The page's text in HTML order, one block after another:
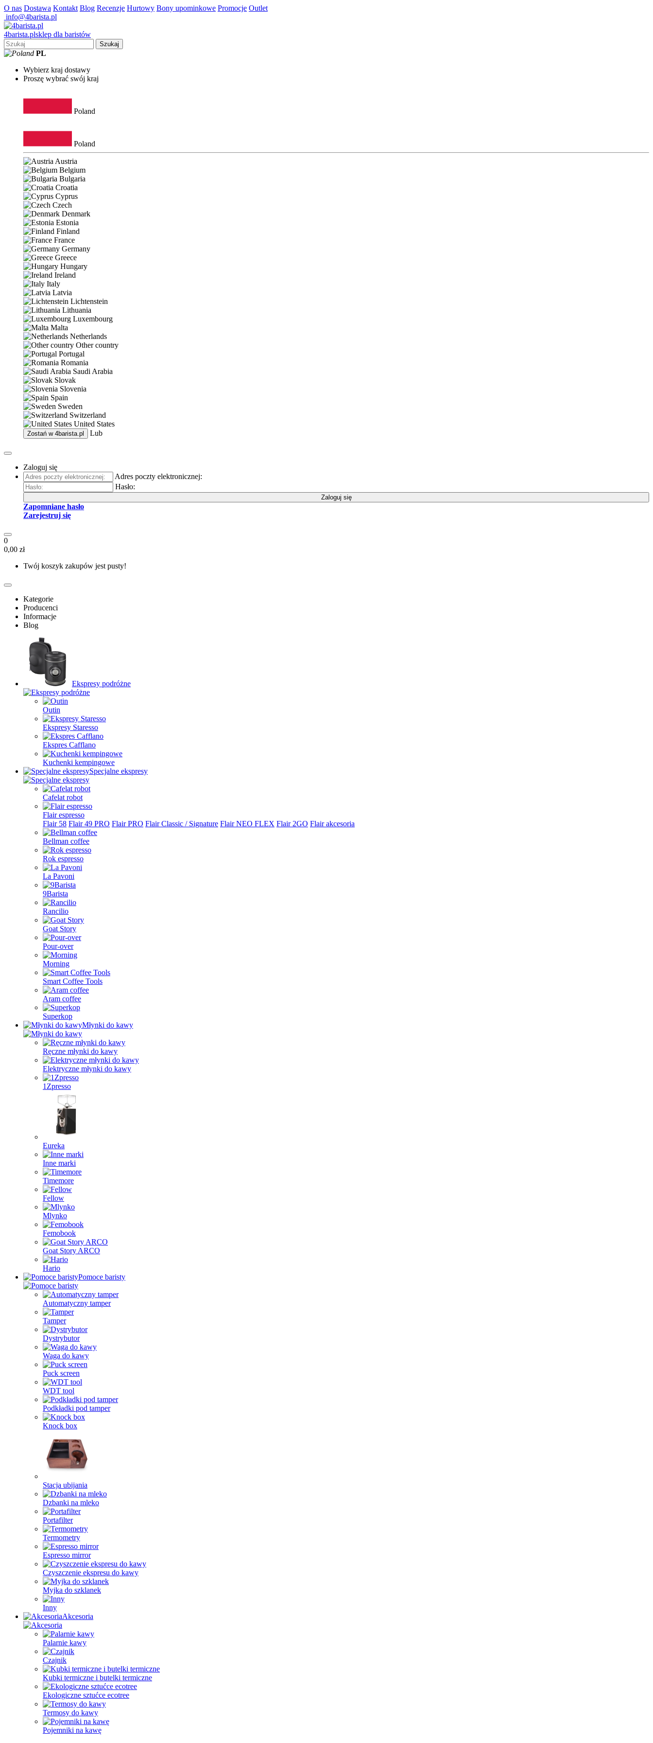
O nas Dostawa Kontakt Blog Recenzje Hurtowy Bony upominkowe Promocje Outlet
info@4barista.pl
4barista.plsklep dla baristów
Szukaj
PL
Wybierz kraj dostawy
Proszę wybrać swój kraj
Poland
Poland
Austria
Belgium
Bulgaria
Croatia
Cyprus
Czech
Denmark
Estonia
Finland
France
Germany
Greece
Hungary
Ireland
Italy
Latvia
Lichtenstein
Lithuania
Luxembourg
Malta
Netherlands
Other country
Portugal
Romania
Saudi Arabia
Slovak
Slovenia
Spain
Sweden
Switzerland
United States
Zostań w 4barista.pl Lub
Zaloguj się
Adres poczty elektronicznej:
Hasło:
Zaloguj się
Zapomniane hasło
Zarejestruj się
0
0,00 zł
Twój koszyk zakupów jest pusty!
Kategorie
Producenci
Informacje
Blog
Ekspresy podróżne
Outin
Ekspresy Staresso
Ekspres Cafflano
Kuchenki kempingowe
Specjalne ekspresy
Cafelat robot
Flair espresso
Flair 58 Flair 49 PRO Flair PRO Flair Classic / Signature Flair NEO FLEX Flair 2GO Flair akcesoria
Bellman coffee
Rok espresso
La Pavoni
9Barista
Rancilio
Goat Story
Pour-over
Morning
Smart Coffee Tools
Aram coffee
Superkop
Młynki do kawy
Ręczne młynki do kawy
Elektryczne młynki do kawy
1Zpresso
Eureka
Inne marki
Timemore
Fellow
Mlynko
Femobook
Goat Story ARCO
Hario
Pomoce baristy
Automatyczny tamper
Tamper
Dystrybutor
Waga do kawy
Puck screen
WDT tool
Podkładki pod tamper
Knock box
Stacja ubijania
Dzbanki na mleko
Portafilter
Termometry
Espresso mirror
Czyszczenie ekspresu do kawy
Myjka do szklanek
Inny
Akcesoria
Palarnie kawy
Czajnik
Kubki termiczne i butelki termiczne
Ekologiczne sztućce ecotree
Termosy do kawy
Pojemniki na kawę